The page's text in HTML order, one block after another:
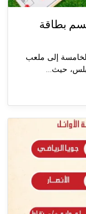
لحسم بطاقة
إلى ملعب
حيث...